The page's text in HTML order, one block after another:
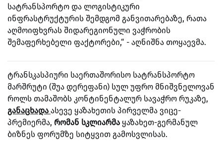
სატრანსპორტო და ლოგისტიკური
ინფრასტრუქტურის შემდგომ განვითარებაზე, რათა
აღმოიფხვრას შიდარეგიონული ვაჭრობის
შემაფერხებელი ფაქტორები,“ - აღნიშნა თოყაევმა.
ტრანსკასპიური საერთაშორისო სატრანსპორტო
მარშრუტი (შუა დერეფანი) სულ უფრო მნიშვნელოვან
როლს თამაშობს კონტინენტალურ სავაჭრო რუკაზე,
განაცხადა ასევე ყაზახეთის პირველმა ვიცე-
პრემიერმა, რომან სკლიარმა ყაზახეთ-გერმანულ
ბიზნეს ფორუმზე სიტყვით გამოსვლისას.